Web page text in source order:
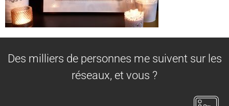
Des milliers de personnes me suivent sur les
réseaux, et vous ?